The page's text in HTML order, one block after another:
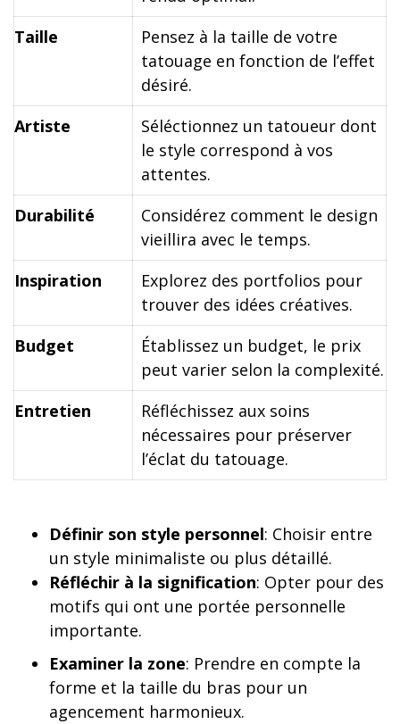
Taille
Pensez à la taille de votre
tatouage en fonction de l’effet
désiré.
Artiste
Séléctionnez un tatoueur dont
le style correspond à vos
attentes.
Durabilité
Considérez comment le design
vieillira avec le temps.
Inspiration
Explorez des portfolios pour
trouver des idées créatives.
Budget
Établissez un budget, le prix
peut varier selon la complexité.
Entretien
Réfléchissez aux soins
nécessaires pour préserver
l’éclat du tatouage.
Définir son style personnel: Choisir entre
un style minimaliste ou plus détaillé.
Réfléchir à la signification: Opter pour des
motifs qui ont une portée personnelle
importante.
Examiner la zone: Prendre en compte la
forme et la taille du bras pour un
agencement harmonieux.